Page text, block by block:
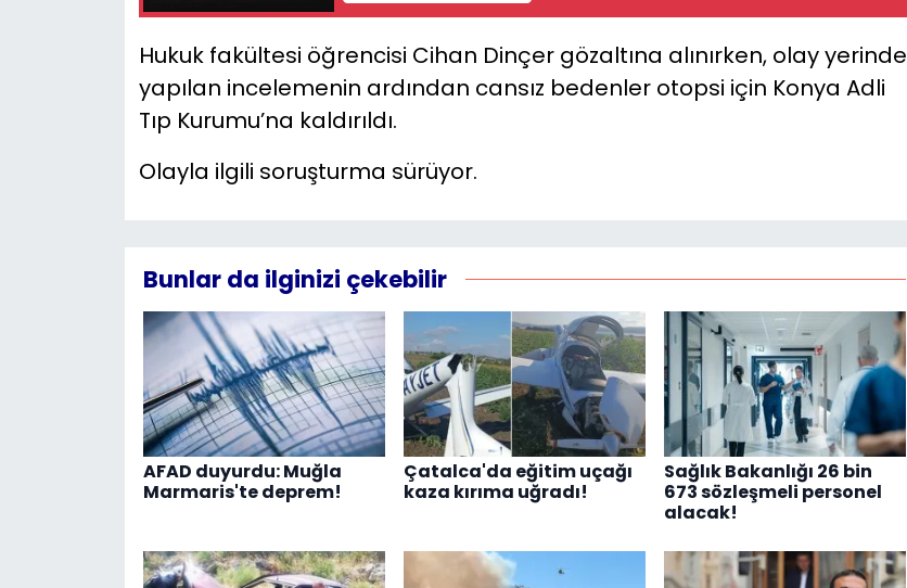
Hukuk fakültesi öğrencisi Cihan Dinçer gözaltına alınırken, olay yerinde
yapılan incelemenin ardından cansız bedenler otopsi için Konya Adli
Tıp Kurumu’na kaldırıldı.
Olayla ilgili soruşturma sürüyor.
Bunlar da ilginizi çekebilir
AFAD duyurdu: Muğla
Marmaris'te deprem!
Çatalca'da eğitim uçağı
kaza kırıma uğradı!
Sağlık Bakanlığı 26 bin
673 sözleşmeli personel
alacak!